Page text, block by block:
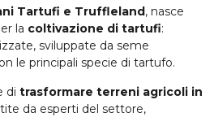
Tartufi e Truffleland , nasce
la coltivazione di tartufi:
sviluppate da seme
le principali specie di tartufo.
di trasformare terreni agricoli in
da esperti del settore,